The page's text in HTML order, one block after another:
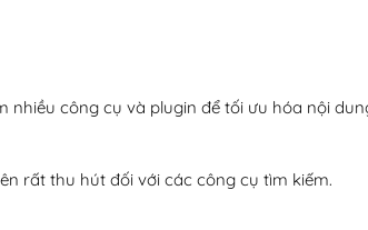
nhiều công cụ và plugin để tối ưu hóa nội
rất thu hút đối với các công cụ tìm kiếm.